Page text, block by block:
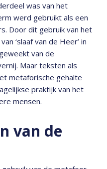
was van het
werd gebruikt als een
Door dit gebruik van het
‘slaaf van de Heer’ in
van de
Maar teksten als
metaforische gehalte
praktijk van het
mensen.
van de